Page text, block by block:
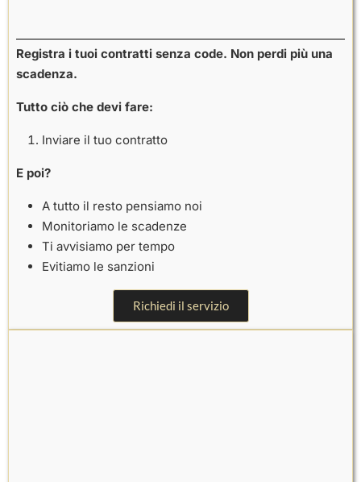
Registra i tuoi contratti senza code. Non perdi più una
scadenza.
Tutto ciò che devi fare:
Inviare il tuo contratto
E poi?
A tutto il resto pensiamo noi
Monitoriamo le scadenze
Ti avvisiamo per tempo
Evitiamo le sanzioni
Richiedi il servizio